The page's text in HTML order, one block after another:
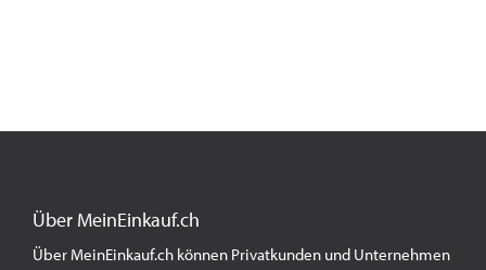
Über MeinEinkauf.ch
Über MeinEinkauf.ch können Privatkunden und Unternehmen